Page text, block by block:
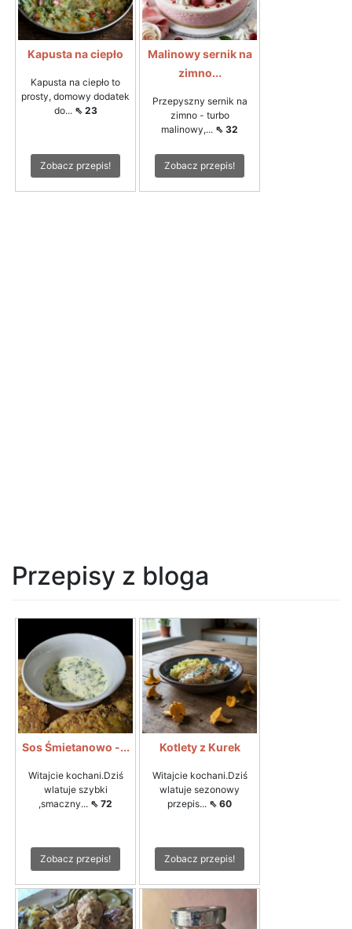
Kapusta na ciepło
Kapusta na ciepło to
prosty, domowy dodatek
do... ⇖ 23
Zobacz przepis!
Malinowy sernik na
zimno...
Przepyszny sernik na
zimno - turbo
malinowy,... ⇖ 32
Zobacz przepis!
Przepisy z bloga
Sos Śmietanowo -...
Witajcie kochani.Dziś
wlatuje szybki
,smaczny... ⇖ 72
Zobacz przepis!
Kotlety z Kurek
Witajcie kochani.Dziś
wlatuje sezonowy
przepis... ⇖ 60
Zobacz przepis!